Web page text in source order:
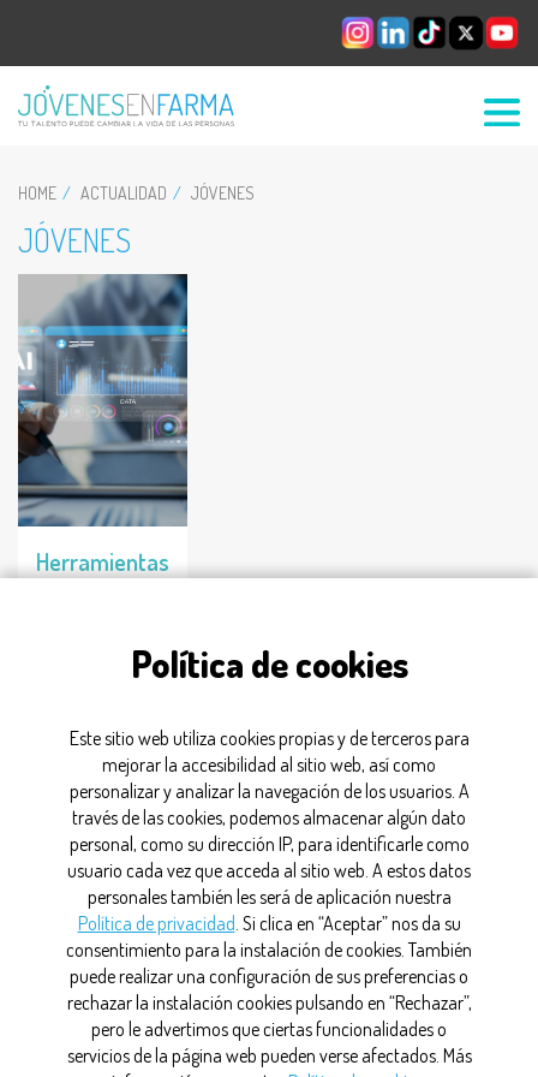
HOME ACTUALIDAD JÓVENES
JÓVENES
Herramientas
científicos
jóvenes
CONTACTO
MAPA WEB
AVISO LEGAL
POLÍTICA DE PRIVACIDAD
Política de cookies
Este sitio web utiliza cookies propias y de terceros para
mejorar la accesibilidad al sitio web, así como
personalizar y analizar la navegación de los usuarios. A
través de las cookies, podemos almacenar algún dato
personal, como su dirección IP, para identificarle como
usuario cada vez que acceda al sitio web. A estos datos
personales también les será de aplicación nuestra
Política de privacidad. Si clica en “Aceptar” nos da su
consentimiento para la instalación de cookies. También
puede realizar una configuración de sus preferencias o
rechazar la instalación cookies pulsando en “Rechazar”,
pero le advertimos que ciertas funcionalidades o
servicios de la página web pueden verse afectados. Más